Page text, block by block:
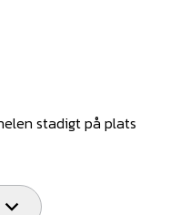
stadigt på plats